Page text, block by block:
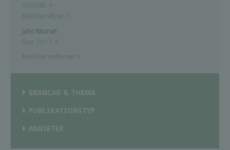
Statistik ×
Marktanalyse ×
Jahr/Monat
Dez 2017 ×
BRANCHE & THEMA
PUBLIKATIONSTYP
ANBIETER